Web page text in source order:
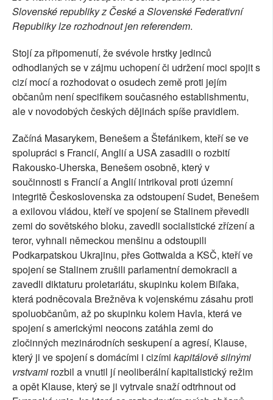
Slovenské republiky z České a Slovenské Federativní
Republiky lze rozhodnout jen referendem.
Stojí za připomenutí, že svévole hrstky jedinců
odhodlaných se v zájmu uchopení či udržení moci spojit s
cizí mocí a rozhodovat o osudech země proti jejím
občanům není specifikem současného establishmentu,
ale v novodobých českých dějinách spíše pravidlem.
Začíná Masarykem, Benešem a Štefánikem, kteří se ve
spolupráci s Francií, Anglií a USA zasadili o rozbití
Rakousko-Uherska, Benešem osobně, který v
součinnosti s Francií a Anglií intrikoval proti územní
integritě Československa za odstoupení Sudet, Benešem
a exilovou vládou, kteří ve spojení se Stalinem převedli
zemi do sovětského bloku, zavedli socialistické zřízení a
teror, vyhnali německou menšinu a odstoupili
Podkarpatskou Ukrajinu, přes Gottwalda a KSČ, kteří ve
spojení se Stalinem zrušili parlamentní demokracii a
zavedli diktaturu proletariátu, skupinku kolem Biľaka,
která podněcovala Brežněva k vojenskému zásahu proti
spoluobčanům, až po skupinku kolem Havla, která ve
spojení s americkými neocons zatáhla zemi do
zločinných mezinárodních seskupení a agresí, Klause,
který ji ve spojení s domácími i cizími kapitálově silnými
vrstvami rozbil a vnutil jí neoliberální kapitalistický režim
a opět Klause, který se ji vytrvale snaží odtrhnout od